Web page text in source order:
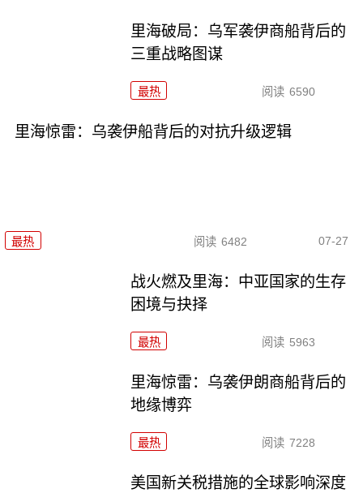
里海破局：乌军袭伊商船背后的
三重战略图谋
最热 阅读 6590
里海惊雷：乌袭伊船背后的对抗升级逻辑
最热 阅读 6482 07-27
战火燃及里海：中亚国家的生存
困境与抉择
最热 阅读 5963
里海惊雷：乌袭伊朗商船背后的
地缘博弈
最热 阅读 7228
美国新关税措施的全球影响深度